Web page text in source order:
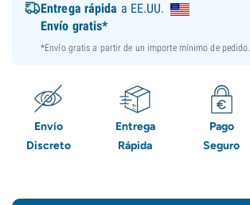
Entrega rápida a EE.UU.
Envío gratis*
*Envío gratis a partir de un importe mínimo de pedido.
Envío
Discreto
Entrega
Rápida
Pago
Seguro